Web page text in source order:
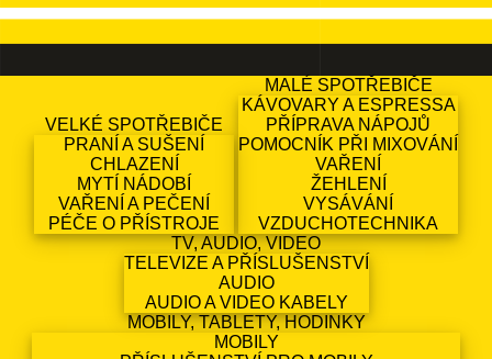
VELKÉ SPOTŘEBIČE
PRANÍ A SUŠENÍ
CHLAZENÍ
MYTÍ NÁDOBÍ
VAŘENÍ A PEČENÍ
PÉČE O PŘÍSTROJE
MALÉ SPOTŘEBIČE
KÁVOVARY A ESPRESSA
PŘÍPRAVA NÁPOJŮ
POMOCNÍK PŘI MIXOVÁNÍ
VAŘENÍ
ŽEHLENÍ
VYSÁVÁNÍ
VZDUCHOTECHNIKA
TV, AUDIO, VIDEO
TELEVIZE A PŘÍSLUŠENSTVÍ
AUDIO
AUDIO A VIDEO KABELY
MOBILY, TABLETY, HODINKY
MOBILY